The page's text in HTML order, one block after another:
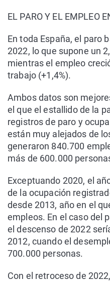
EL PARO Y EL EMPLEO
En toda España, el paro
2022, lo que supone un
mientras el empleo
trabajo (+1,4%).
Ambos datos son
el que el estallido de la
registros de paro y
están muy alejados de
generaron 840.700
más de 600.000
Exceptuando 2020, el
de la ocupación
desde 2013, año en el
empleos. En el caso del
el descenso de 2022
2012, cuando el
700.000 personas.
Con el retroceso de